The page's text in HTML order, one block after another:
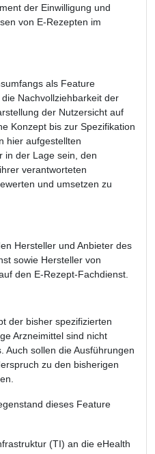
der Einwilligung und
von E-Rezepten im
als Feature
Nachvollziehbarkeit der
der Nutzersicht auf
Konzept bis zur Spezifikation
hier aufgestellten
in der Lage sein, den
verantworteten
und umsetzen zu
Hersteller und Anbieter des
sowie Hersteller von
den E-Rezept-Fachdienst.
der bisher spezifizierten
Arzneimittel sind nicht
Auch sollen die Ausführungen
zu den bisherigen
dieses Feature
(TI) an die eHealth